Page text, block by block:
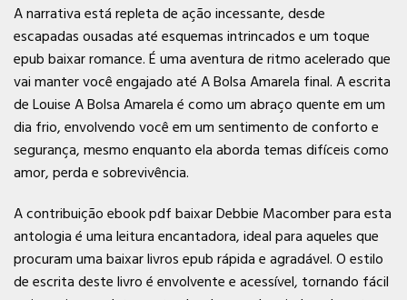
A narrativa está repleta de ação incessante, desde
escapadas ousadas até esquemas intrincados e um toque
epub baixar romance. É uma aventura de ritmo acelerado que
vai manter você engajado até A Bolsa Amarela final. A escrita
de Louise A Bolsa Amarela é como um abraço quente em um
dia frio, envolvendo você em um sentimento de conforto e
segurança, mesmo enquanto ela aborda temas difíceis como
amor, perda e sobrevivência.
A contribuição ebook pdf baixar Debbie Macomber para esta
antologia é uma leitura encantadora, ideal para aqueles que
procuram uma baixar livros epub rápida e agradável. O estilo
de escrita deste livro é envolvente e acessível, tornando fácil